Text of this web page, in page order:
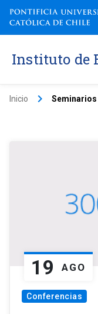
Instituto de
Inicio keyboard_arrow_right Seminarios
19 AGO
Conferencias